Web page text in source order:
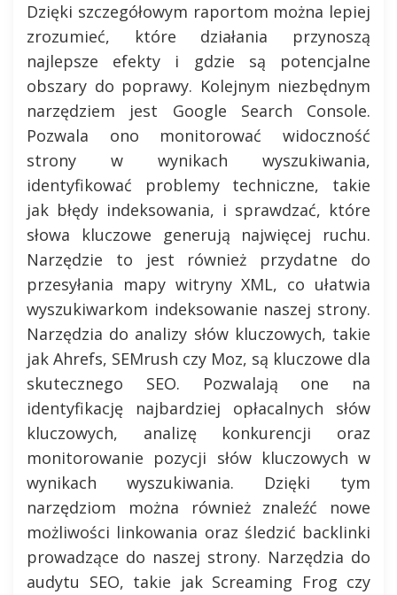
Dzięki szczegółowym raportom można lepiej
zrozumieć, które działania przynoszą
najlepsze efekty i gdzie są potencjalne
obszary do poprawy. Kolejnym niezbędnym
narzędziem jest Google Search Console.
Pozwala ono monitorować widoczność
strony w wynikach wyszukiwania,
identyfikować problemy techniczne, takie
jak błędy indeksowania, i sprawdzać, które
słowa kluczowe generują najwięcej ruchu.
Narzędzie to jest również przydatne do
przesyłania mapy witryny XML, co ułatwia
wyszukiwarkom indeksowanie naszej strony.
Narzędzia do analizy słów kluczowych, takie
jak Ahrefs, SEMrush czy Moz, są kluczowe dla
skutecznego SEO. Pozwalają one na
identyfikację najbardziej opłacalnych słów
kluczowych, analizę konkurencji oraz
monitorowanie pozycji słów kluczowych w
wynikach wyszukiwania. Dzięki tym
narzędziom można również znaleźć nowe
możliwości linkowania oraz śledzić backlinki
prowadzące do naszej strony. Narzędzia do
audytu SEO, takie jak Screaming Frog czy